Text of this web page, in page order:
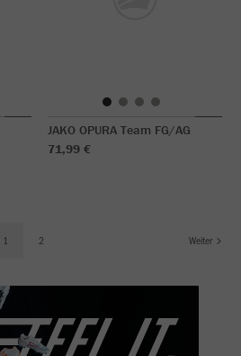
JAKO OPURA Team FG/AG
71,99 €
1 2 Weiter